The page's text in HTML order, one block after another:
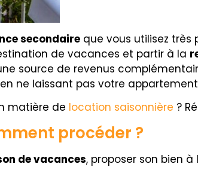
secondaire que vous utilisez très
de vacances et partir à la
source de revenus
ne laissant pas votre
matière de location saisonnière ?
procéder ?
de vacances, proposer son bien